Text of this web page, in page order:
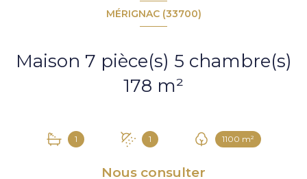
MÉRIGNAC (33700)
Maison 7 pièce(s) 5 chambre(s)
178 m²
1 1 1100 m²
Nous consulter